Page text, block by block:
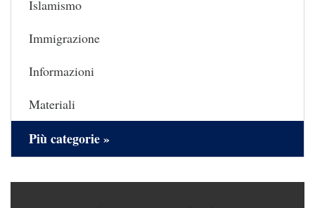
Islamismo
Immigrazione
Informazioni
Materiali
Più categorie »